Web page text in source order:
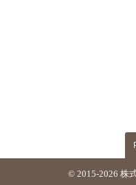
© 2015-2026 株